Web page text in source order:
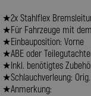
★2x Stahlflex
★Für Fahrzeuge mit
★Einbauposition: Vorne
★ABE oder
★Inkl. benötigtes
★Schlauchverleung: Orig.
★Anmerkung: